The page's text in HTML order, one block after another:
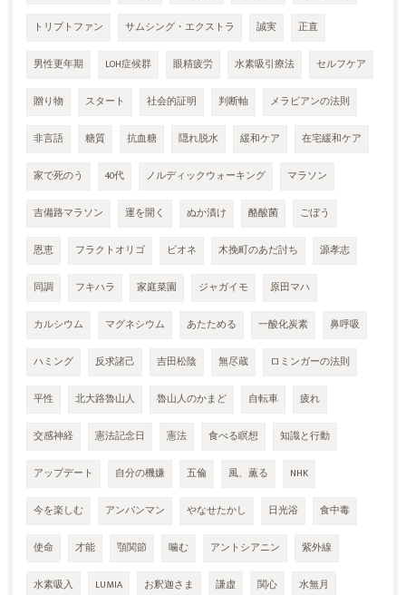
トリプトファン サムシング・エクストラ 誠実 正直
男性更年期 LOH症候群 眼精疲労 水素吸引療法 セルフケア
贈り物 スタート 社会的証明 判断軸 メラビアンの法則
非言語 糖質 抗血糖 隠れ脱水 緩和ケア 在宅緩和ケア
家で死のう 40代 ノルディックウォーキング マラソン
吉備路マラソン 運を開く ぬか漬け 酪酸菌 ごぼう
恩恵 フラクトオリゴ ビオネ 木挽町のあだ討ち 源孝志
同調 フキハラ 家庭菜園 ジャガイモ 原田マハ
カルシウム マグネシウム あたためる 一酸化炭素 鼻呼吸
ハミング 反求諸己 吉田松陰 無尽蔵 ロミンガーの法則
平性 北大路魯山人 魯山人のかまど 自転車 疲れ
交感神経 憲法記念日 憲法 食べる瞑想 知識と行動
アップデート 自分の機嫌 五倫 風、薫る NHK
今を楽しむ アンパンマン やなせたかし 日光浴 食中毒
使命 才能 顎関節 噛む アントシアニン 紫外線
水素吸入 LUMIA お釈迦さま 謙虚 関心 水無月